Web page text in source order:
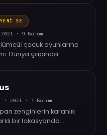
YENİ S3
· 9 Bölüm
çocuk oyunlarına
Dünya çapında
· 2021 · 7 Bölüm
zenginlerin karanlık
bir lokasyonda